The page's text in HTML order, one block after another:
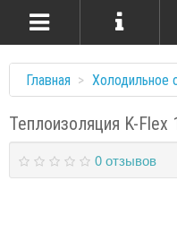
Главная Холодильное
Теплоизоляция K-Flex
0 отзывов